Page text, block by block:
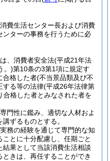
費生活センター長および消費
ターの事務を行うために必
、消費者安全法(平成21年法
。)第10条の3第1項に規定す
合格した者(不当景品類及び不
する等の法律(平成26年法律第
合格した者とみなされた者を
門性に鑑み、適切な人材およ
ずるものとする。
務の経験を通じて専門的な知
とに十分配慮し、任期ごと
果として当該消費生活相談
きは、再任することができ